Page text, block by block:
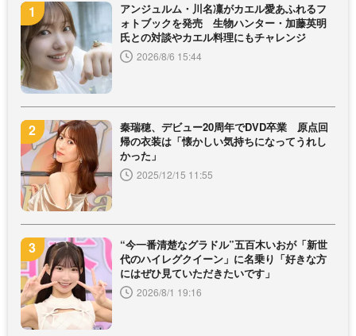
アンジュルム・川名凜がカエル愛あふれるフ
ォトブックを発売 生物ハンター・加藤英明
氏との対談やカエル料理にもチャレンジ
2026/8/6 15:44
秦瑞穂、デビュー20周年でDVD卒業 原点回
帰の衣装は「懐かしい気持ちになってうれし
かった」
2025/12/15 11:55
“今一番清楚なグラドル”五百木いおが「新世
代のハイレグクイーン」に名乗り「好きな方
にはぜひ見ていただきたいです」
2026/8/1 19:16